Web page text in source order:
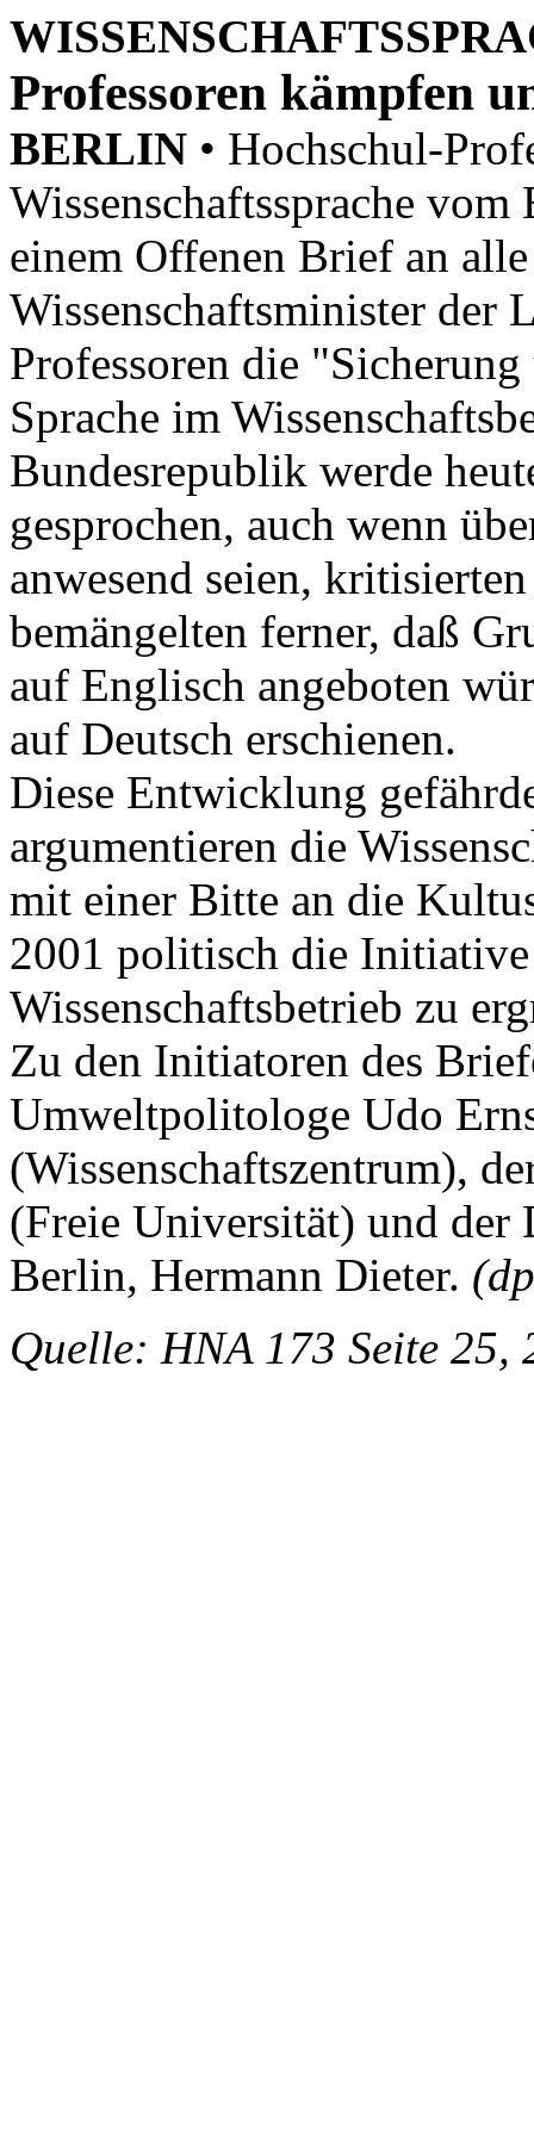
Professoren kämpfen
BERLIN • Hochschul-
Wissenschaftssprache
einem Offenen Brief an
Wissenschaftsminister der
Professoren die
Sprache im
Bundesrepublik werde
gesprochen, auch wenn
anwesend seien,
bemängelten ferner, daß
auf Englisch angeboten
auf Deutsch erschienen.
Diese Entwicklung
argumentieren die
mit einer Bitte an die
2001 politisch die
Wissenschaftsbetrieb zu
Zu den Initiatoren des
Umweltpolitologe Udo
(Wissenschaftszentrum),
(Freie Universität) und der
Berlin, Hermann Dieter.
Quelle: HNA 173 Seite 25,